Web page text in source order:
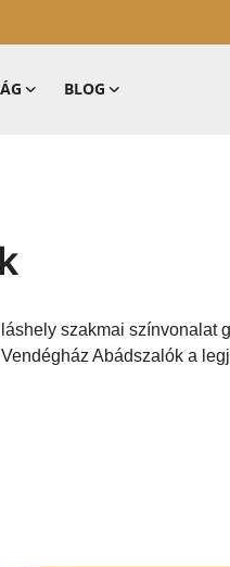
BLOG
szakmai színvonalat
Abádszalók a